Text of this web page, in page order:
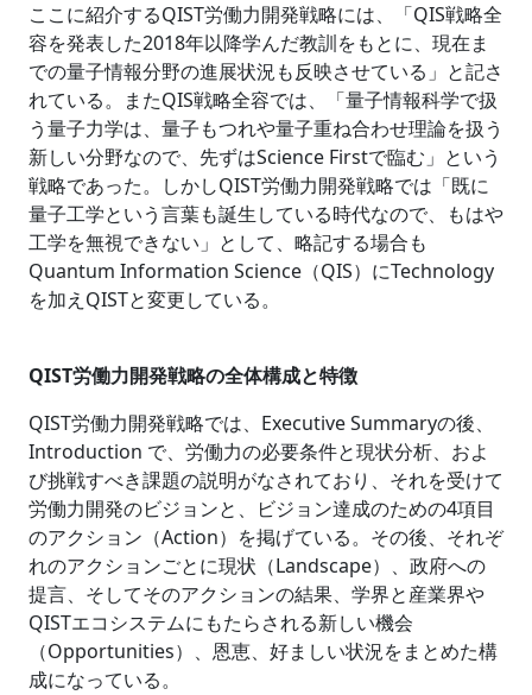
ここに紹介するQIST労働力開発戦略には、「QIS戦略全
容を発表した2018年以降学んだ教訓をもとに、現在ま
での量子情報分野の進展状況も反映させている」と記さ
れている。またQIS戦略全容では、「量子情報科学で扱
う量子力学は、量子もつれや量子重ね合わせ理論を扱う
新しい分野なので、先ずはScience Firstで臨む」という
戦略であった。しかしQIST労働力開発戦略では「既に
量子工学という言葉も誕生している時代なので、もはや
工学を無視できない」として、略記する場合も
Quantum Information Science（QIS）にTechnology
を加えQISTと変更している。
QIST労働力開発戦略の全体構成と特徴
QIST労働力開発戦略では、Executive Summaryの後、
Introduction で、労働力の必要条件と現状分析、およ
び挑戦すべき課題の説明がなされており、それを受けて
労働力開発のビジョンと、ビジョン達成のための4項目
のアクション（Action）を掲げている。その後、それぞ
れのアクションごとに現状（Landscape）、政府への
提言、そしてそのアクションの結果、学界と産業界や
QISTエコシステムにもたらされる新しい機会
（Opportunities）、恩恵、好ましい状況をまとめた構
成になっている。